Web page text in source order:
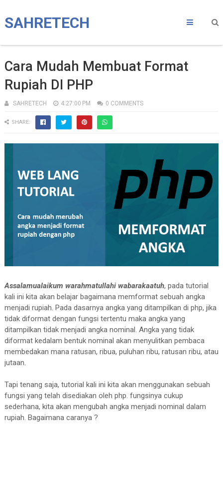
SAHRETECH
Cara Mudah Membuat Format
Rupiah DI PHP
SAHRETECH 4:27:00 PM 0 COMMENTS
SHARE:
Assalamualaikum warahmatullahi wabarakaatuh, pada tutorial
kali ini kita akan belajar bagaimana memformat sebuah angka
menjadi rupiah. Pada dasarnya angka yang ditampilkan di php, jika
tidak diformat dengan fungsi tertentu maka angka yang
ditampilkan tidak menjadi angka nominal. Angka yang tidak
diformat kedalam bentuk nominal akan menyulitkan pembaca
membedakan mana ratusan, ribua, puluhan ribu, ratusan ribu, atau
jutaan.
Tapi tenang saja, tutorial kali ini kita akan menggunakan sebuah
fungsi yang telah disediakan oleh php. fungsinya cukup
sederhana, kita akan mengubah angka menjadi nominal dalam
rupiah. Bagaimana caranya ?